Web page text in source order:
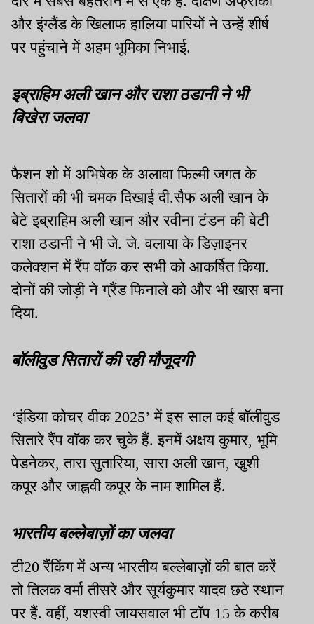
और इंग्लैंड के खिलाफ हालिया पारियों ने उन्हें शीर्ष
पर पहुंचाने में अहम भूमिका निभाई.
इब्राहिम अली खान और राशा ठडानी ने भी
बिखेरा जलवा
फैशन शो में अभिषेक के अलावा फिल्मी जगत के
सितारों की भी चमक दिखाई दी.सैफ अली खान के
बेटे इब्राहिम अली खान और रवीना टंडन की बेटी
राशा ठडानी ने भी जे. जे. वलाया के डिज़ाइनर
कलेक्शन में रैंप वॉक कर सभी को आकर्षित किया.
दोनों की जोड़ी ने ग्रैंड फिनाले को और भी खास बना
दिया.
बॉलीवुड सितारों की रही मौजूदगी
‘इंडिया कोचर वीक 2025’ में इस साल कई बॉलीवुड
सितारे रैंप वॉक कर चुके हैं. इनमें अक्षय कुमार, भूमि
पेडनेकर, तारा सुतारिया, सारा अली खान, खुशी
कपूर और जाह्नवी कपूर के नाम शामिल हैं.
भारतीय बल्लेबाज़ों का जलवा
टी20 रैंकिंग में अन्य भारतीय बल्लेबाज़ों की बात करें
तो तिलक वर्मा तीसरे और सूर्यकुमार यादव छठे स्थान
पर हैं. वहीं, यशस्वी जायसवाल भी टॉप 15 के करीब